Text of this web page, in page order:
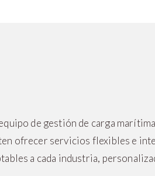
de gestión de carga
ofrecer servicios flexibles e
a cada industria,